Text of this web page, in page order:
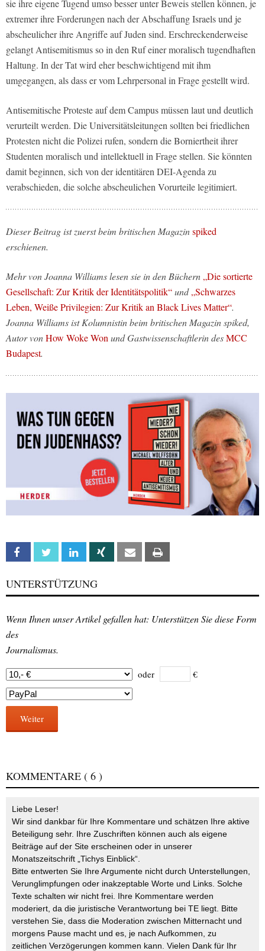
sie ihre eigene Tugend umso besser unter Beweis stellen können, je
extremer ihre Forderungen nach der Abschaffung Israels und je
abscheulicher ihre Angriffe auf Juden sind. Erschreckenderweise
gelangt Antisemitismus so in den Ruf einer moralisch tugendhaften
Haltung. In der Tat wird eher beschwichtigend mit ihm
umgegangen, als dass er vom Lehrpersonal in Frage gestellt wird.
Antisemitische Proteste auf dem Campus müssen laut und deutlich
verurteilt werden. Die Universitätsleitungen sollten bei friedlichen
Protesten nicht die Polizei rufen, sondern die Borniertheit ihrer
Studenten moralisch und intellektuell in Frage stellen. Sie könnten
damit beginnen, sich von der identitären DEI-Agenda zu
verabschieden, die solche abscheulichen Vorurteile legitimiert.
Dieser Beitrag ist zuerst beim britischen Magazinspiked
erschienen.
Mehr von Joanna Williams lesen sie in den Büchern „Die sortierte
Gesellschaft: Zur Kritik der Identitätspolitik“und„Schwarzes
Leben, Weiße Privilegien: Zur Kritik an Black Lives Matter“.
Joanna Williams ist Kolumnistin beim britischen Magazin spiked,
Autor vonHow Woke Won und Gastwissenschaftlerin desMCC
Budapest.
Facebook Twitter Linkedin Xing Email
UNTERSTÜTZUNG
Wenn Ihnen unser Artikel gefallen hat: Unterstützen Sie diese Form
des
Journalismus.
oder €
Weiter
KOMMENTARE ( 6 )
Liebe Leser!
Wir sind dankbar für Ihre Kommentare und schätzen Ihre aktive
Beteiligung sehr. Ihre Zuschriften können auch als eigene
Beiträge auf der Site erscheinen oder in unserer
Monatszeitschrift „Tichys Einblick“.
Bitte entwerten Sie Ihre Argumente nicht durch Unterstellungen,
Verunglimpfungen oder inakzeptable Worte und Links. Solche
Texte schalten wir nicht frei. Ihre Kommentare werden
moderiert, da die juristische Verantwortung bei TE liegt. Bitte
verstehen Sie, dass die Moderation zwischen Mitternacht und
morgens Pause macht und es, je nach Aufkommen, zu
zeitlichen Verzögerungen kommen kann. Vielen Dank für Ihr